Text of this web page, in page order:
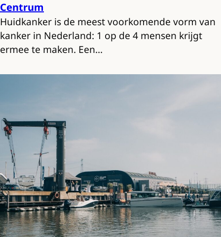
Centrum
Huidkanker is de meest voorkomende vorm van
kanker in Nederland: 1 op de 4 mensen krijgt
ermee te maken. Een…